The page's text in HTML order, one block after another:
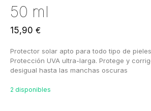
50 ml
15,90 €
Protector solar apto para todo tipo de
Protección UVA ultra-larga. Protege y
desigual hasta las manchas oscuras
2 disponibles